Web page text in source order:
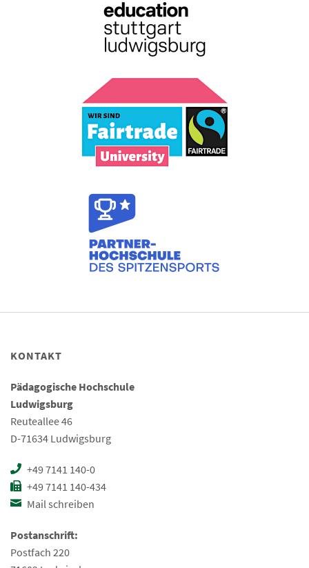
KONTAKT
Pädagogische Hochschule
Ludwigsburg
Reuteallee 46
D-71634 Ludwigsburg
+49 7141 140-0
+49 7141 140-434
Mail schreiben
Postanschrift:
Postfach 220